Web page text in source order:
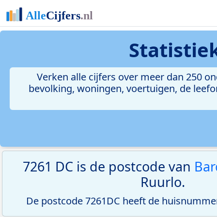
Verken alle cijfers over meer dan 250
bevolking, woningen, voertuigen, de
7261 DC is de postcode van
Ruurlo.
De postcode 7261DC heeft de